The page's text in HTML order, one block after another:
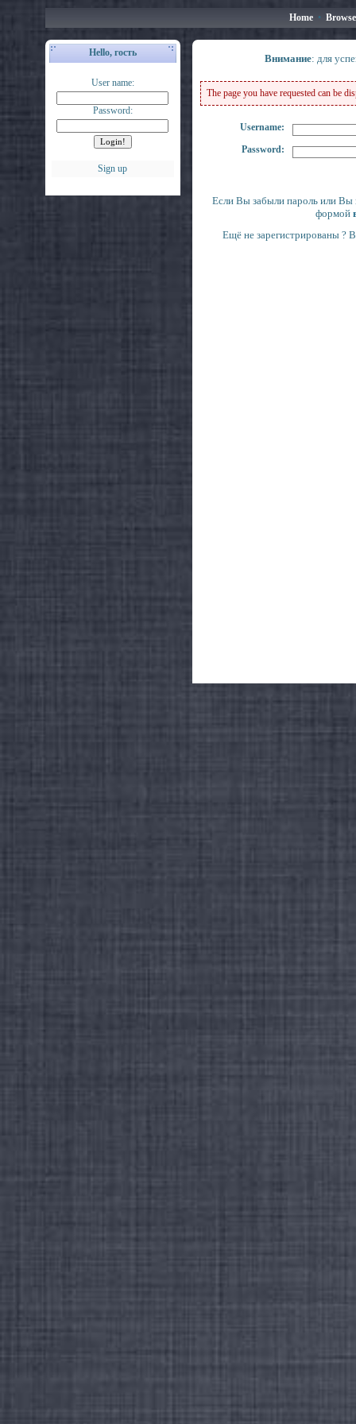
Home • Browse
Hello, гость
User name:
Password:
Sign up
Внимание: для
The page you have requested can be
Username:
Password:
Если Вы забыли пароль или Вы
формой
Ещё не зарегистрированы ?